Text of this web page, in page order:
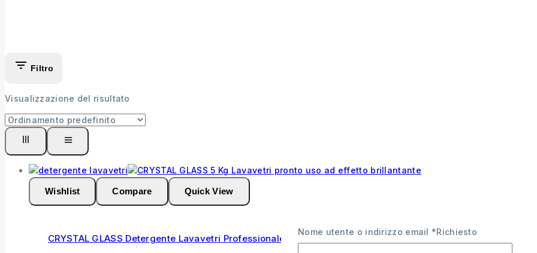
Filtro
Visualizzazione del risultato
Wishlist Compare Quick View
CRYSTAL GLASS Detergente Lavavetri Professionale: La Soluzione Brillante per Vetri Perfetti
Nome utente o indirizzo email *Richiesto